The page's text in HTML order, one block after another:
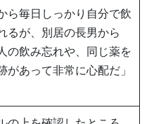
ら毎日しっかり自分で飲
るが、別居の長男から
の飲み忘れや、同じ薬を
があって非常に心配だ」